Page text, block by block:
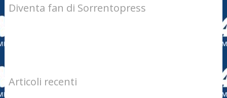
Diventa fan di Sorrentopress
Articoli recenti